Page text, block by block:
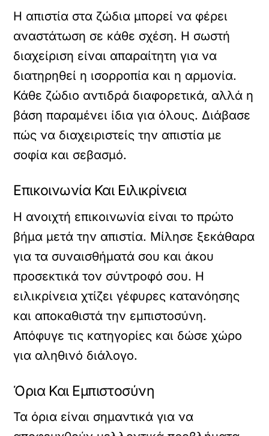
Η απιστία στα ζώδια μπορεί να φέρει
αναστάτωση σε κάθε σχέση. Η σωστή
διαχείριση είναι απαραίτητη για να
διατηρηθεί η ισορροπία και η αρμονία.
Κάθε ζώδιο αντιδρά διαφορετικά, αλλά η
βάση παραμένει ίδια για όλους. Διάβασε
πώς να διαχειριστείς την απιστία με
σοφία και σεβασμό.
Επικοινωνία Και Ειλικρίνεια
Η ανοιχτή επικοινωνία είναι το πρώτο
βήμα μετά την απιστία. Μίλησε ξεκάθαρα
για τα συναισθήματά σου και άκου
προσεκτικά τον σύντροφό σου. Η
ειλικρίνεια χτίζει γέφυρες κατανόησης
και αποκαθιστά την εμπιστοσύνη.
Απόφυγε τις κατηγορίες και δώσε χώρο
για αληθινό διάλογο.
Όρια Και Εμπιστοσύνη
Τα όρια είναι σημαντικά για να